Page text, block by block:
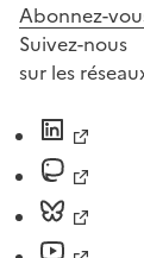
Abonnez-
Suivez-nous
sur les